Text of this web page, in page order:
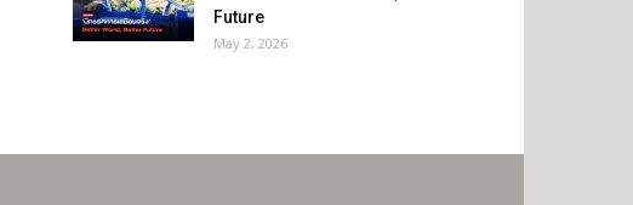
Future
May 2, 2026